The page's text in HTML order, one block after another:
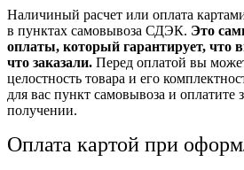
Наличиный расчет или оплата
в пунктах самовывоза СДЭК. Это
оплаты, который гарантирует, что
что заказали. Перед оплатой вы
целостность товара и его
для вас пункт самовывоза и оплатите
получении.
Оплата картой при